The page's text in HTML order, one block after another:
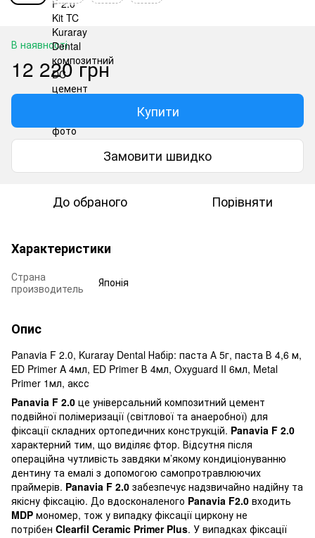
В наявності
12 220 грн
Купити
Замовити швидко
До обраного Порівняти
Характеристики
Страна
производитель
Японія
Опис
Panavia F 2.0, Kuraray Dental Набір: паста А 5г, паста В 4,6 м,
ED Primer A 4мл, ED Primer В 4мл, Oxyguard II 6мл, Metal
Primer 1мл, аксс
Panavia F 2.0 це універсальний композитний цемент
подвійної полімеризації (світлової та анаеробної) для
фіксації складних ортопедичних конструкцій. Panavia F 2.0
характерний тим, що виділяє фтор. Відсутня після
операційна чутливість завдяки м’якому кондиціонуванню
дентину та емалі з допомогою самопротравлюючих
праймерів. Panavia F 2.0 забезпечує надзвичайно надійну та
якісну фіксацію. До вдосконаленого Panavia F2.0 входить
MDP мономер, тож у випадку фіксації циркону не
потрібен Clearfil Ceramic Primer Plus. У випадках фіксації